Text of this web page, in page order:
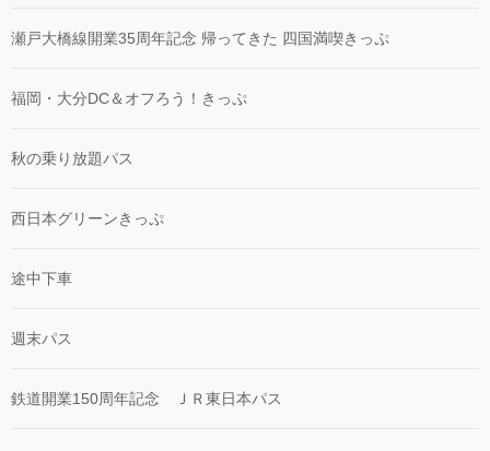
瀬戸大橋線開業35周年記念 帰ってきた 四国満喫きっぷ
福岡・大分DC＆オフろう！きっぷ
秋の乗り放題パス
西日本グリーンきっぷ
途中下車
週末パス
鉄道開業150周年記念 ＪＲ東日本パス